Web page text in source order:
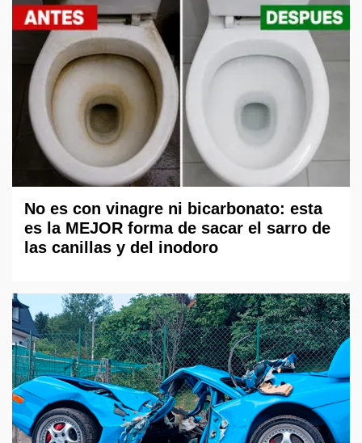
No es con vinagre ni bicarbonato: esta
es la MEJOR forma de sacar el sarro de
las canillas y del inodoro